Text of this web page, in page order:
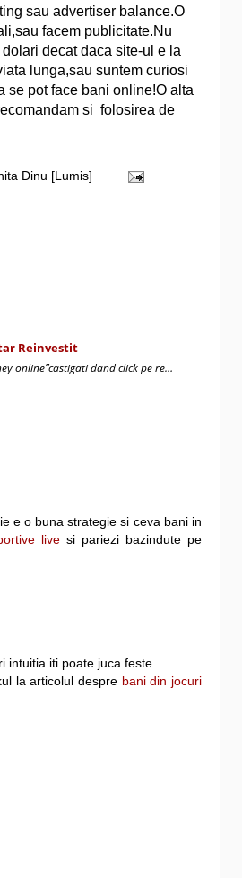
sau advertiser balance.O
facem publicitate.Nu
decat daca site-ul e la
lunga,sau suntem curiosi
se pot face bani online!O alta
si folosirea de
Dinu [Lumis]
Reinvestit
online”castigati dand click pe re…
e o buna strategie si ceva bani in
livesi pariezi bazindute pe
intuitia iti poate juca feste.
la articolul despre bani din jocuri